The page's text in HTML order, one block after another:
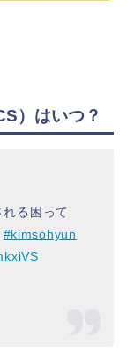
）はいつ？
る困って
#kimsohyun